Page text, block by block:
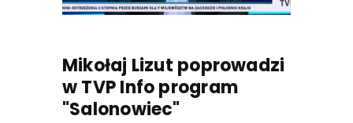
Mikołaj Lizut poprowadzi
w TVP Info program
"Salonowiec"